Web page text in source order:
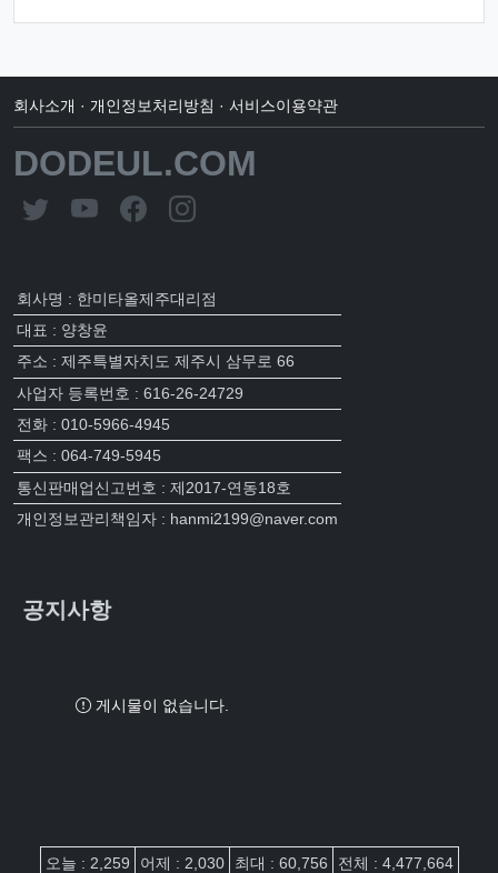
회사소개 · 개인정보처리방침 · 서비스이용약관
DODEUL.COM
회사명 : 한미타올제주대리점
대표 : 양창윤
주소 : 제주특별자치도 제주시 삼무로 66
사업자 등록번호 : 616-26-24729
전화 : 010-5966-4945
팩스 : 064-749-5945
통신판매업신고번호 : 제2017-연동18호
개인정보관리책임자 : hanmi2199@naver.com
공지사항
게시물이 없습니다.
접속자집계
오늘 : 2,259 어제 : 2,030 최대 : 60,756 전체 : 4,477,664